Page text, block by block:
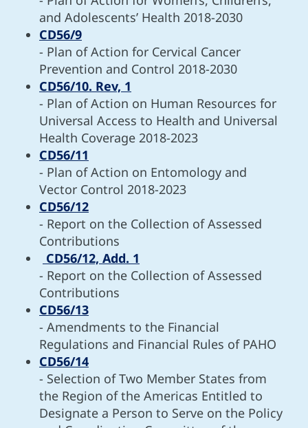
and Adolescents’ Health 2018-2030
CD56/9
- Plan of Action for Cervical Cancer
Prevention and Control 2018-2030
CD56/10. Rev, 1
- Plan of Action on Human Resources for
Universal Access to Health and Universal
Health Coverage 2018-2023
CD56/11
- Plan of Action on Entomology and
Vector Control 2018-2023
CD56/12
- Report on the Collection of Assessed
Contributions
CD56/12, Add. 1
- Report on the Collection of Assessed
Contributions
CD56/13
- Amendments to the Financial
Regulations and Financial Rules of PAHO
CD56/14
- Selection of Two Member States from
the Region of the Americas Entitled to
Designate a Person to Serve on the Policy